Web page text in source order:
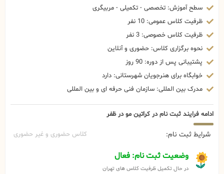
سطح آموزش: تخصصی - تکمیلی - مربیگری
ظرفیت کلاس عمومی: 10 نفر
ظرفیت کلاس خصوصی: 3 نفر
نحوه برگزاری کلاس: حضوری و آنلاین
پشتیبانی پس از دوره: 90 روز
خوابگاه برای هنرجویان شهرستانی: دارد
مدرک بین المللی: سازمان فنی حرفه ای و بین المللی
ادامه فرایند ثبت نام در کراتین مو در ظفر
شرایط ثبت نام: کلاس حضوری و غیر حضوری
وضعیت ثبت نام: فعال
در حال تکمیل ظرفیت کلاس های تهران